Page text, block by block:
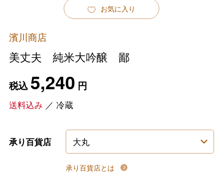
お気に入り
濱川商店
美丈夫 純米大吟醸 鄙
税込5,240 円
送料込み ／ 冷蔵
承り百貨店
承り百貨店とは